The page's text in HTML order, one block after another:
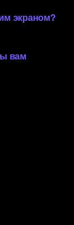
экраном?
вам